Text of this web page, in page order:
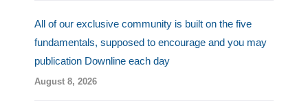
All of our exclusive community is built on the five
fundamentals, supposed to encourage and you may
publication Downline each day
August 8, 2026